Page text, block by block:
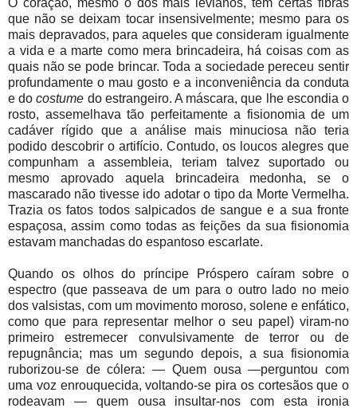
O coração, mesmo o dos mais levianos, tem certas fibras
que não se deixam tocar insensivelmente; mesmo para os
mais depravados, para aqueles que consideram igualmente
a vida e a marte como mera brincadeira, há coisas com as
quais não se pode brincar. Toda a sociedade pereceu sentir
profundamente o mau gosto e a inconveniência da conduta
e docostume do estrangeiro. A máscara, que lhe escondia o
rosto, assemelhava tão perfeitamente a fisionomia de um
cadáver rígido que a análise mais minuciosa não teria
podido descobrir o artifício. Contudo, os loucos alegres que
compunham a assembleia, teriam talvez suportado ou
mesmo aprovado aquela brincadeira medonha, se o
mascarado não tivesse ido adotar o tipo da Morte Vermelha.
Trazia os fatos todos salpicados de sangue e a sua fronte
espaçosa, assim como todas as feições da sua fisionomia
estavam manchadas do espantoso escarlate.
Quando os olhos do príncipe Próspero caíram sobre o
espectro (que passeava de um para o outro lado no meio
dos valsistas, com um movimento moroso, solene e enfático,
como que para representar melhor o seu papel) viram-no
primeiro estremecer convulsivamente de terror ou de
repugnância; mas um segundo depois, a sua fisionomia
ruborizou-se de cólera: — Quem ousa —perguntou com
uma voz enrouquecida, voltando-se pira os cortesãos que o
rodeavam — quem ousa insultar-nos com esta ironia